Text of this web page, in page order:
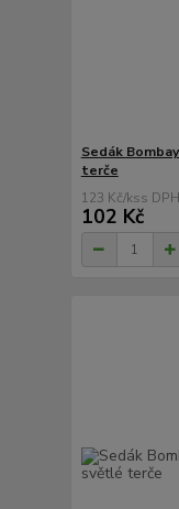
Sedák
terče
123 Kč/ks
102 Kč